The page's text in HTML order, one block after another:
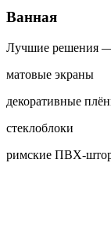
Ванная
Лучшие решения —
матовые экраны
декоративные
стеклоблоки
римские ПВХ-